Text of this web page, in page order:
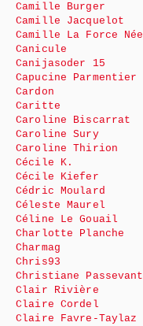
Camille Burger
Camille Jacquelot
Camille La Force Née
Canicule
Canijasoder 15
Capucine Parmentier
Cardon
Caritte
Caroline Biscarrat
Caroline Sury
Caroline Thirion
Cécile K.
Cécile Kiefer
Cédric Moulard
Céleste Maurel
Céline Le Gouail
Charlotte Planche
Charmag
Chris93
Christiane Passevant
Clair Rivière
Claire Cordel
Claire Favre-Taylaz